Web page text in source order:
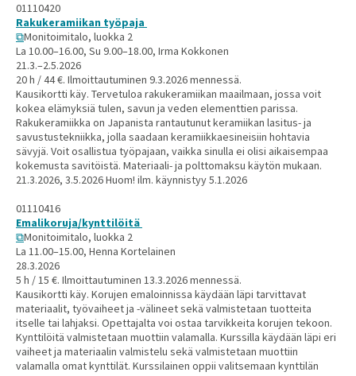
01110420
Rakukeramiikan työpaja
Monitoimitalo, luokka 2
La 10.00–16.00, Su 9.00–18.00, Irma Kokkonen
21.3.–2.5.2026
20 h / 44 €. Ilmoittautuminen 9.3.2026 mennessä.
Kausikortti käy. Tervetuloa rakukeramiikan maailmaan, jossa voit
kokea elämyksiä tulen, savun ja veden elementtien parissa.
Rakukeramiikka on Japanista rantautunut keramiikan lasitus- ja
savustustekniikka, jolla saadaan keramiikkaesineisiin hohtavia
sävyjä. Voit osallistua työpajaan, vaikka sinulla ei olisi aikaisempaa
kokemusta savitöistä. Materiaali- ja polttomaksu käytön mukaan.
21.3.2026, 3.5.2026 Huom! ilm. käynnistyy 5.1.2026
01110416
Emalikoruja/kynttilöitä
Monitoimitalo, luokka 2
La 11.00–15.00, Henna Kortelainen
28.3.2026
5 h / 15 €. Ilmoittautuminen 13.3.2026 mennessä.
Kausikortti käy. Korujen emaloinnissa käydään läpi tarvittavat
materiaalit, työvaiheet ja -välineet sekä valmistetaan tuotteita
itselle tai lahjaksi. Opettajalta voi ostaa tarvikkeita korujen tekoon.
Kynttilöitä valmistetaan muottiin valamalla. Kurssilla käydään läpi eri
vaiheet ja materiaalin valmistelu sekä valmistetaan muottiin
valamalla omat kynttilät. Kurssilainen oppii valitsemaan kynttilän